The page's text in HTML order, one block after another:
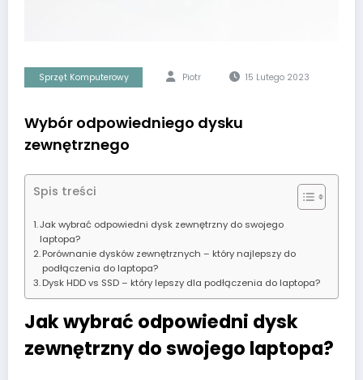
Sprzęt Komputerowy Piotr 15 Lutego 2023
Wybór odpowiedniego dysku
zewnętrznego
Spis treści
Jak wybrać odpowiedni dysk zewnętrzny do swojego
laptopa?
Porównanie dysków zewnętrznych – który najlepszy do
podłączenia do laptopa?
Dysk HDD vs SSD – który lepszy dla podłączenia do laptopa?
Jak wybrać odpowiedni dysk
zewnętrzny do swojego laptopa?